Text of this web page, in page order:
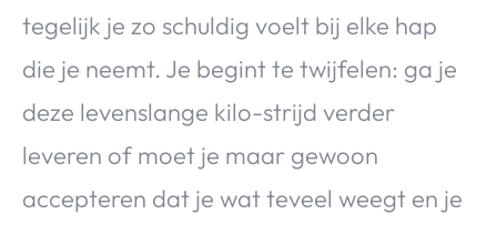
tegelijk je zo schuldig voelt bij elke hap
die je neemt. Je begint te twijfelen: ga je
deze levenslange kilo-strijd verder
leveren of moet je maar gewoon
accepteren dat je wat teveel weegt en je